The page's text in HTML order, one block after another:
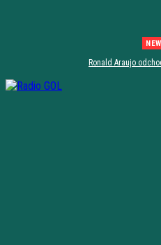
Ronald Araujo